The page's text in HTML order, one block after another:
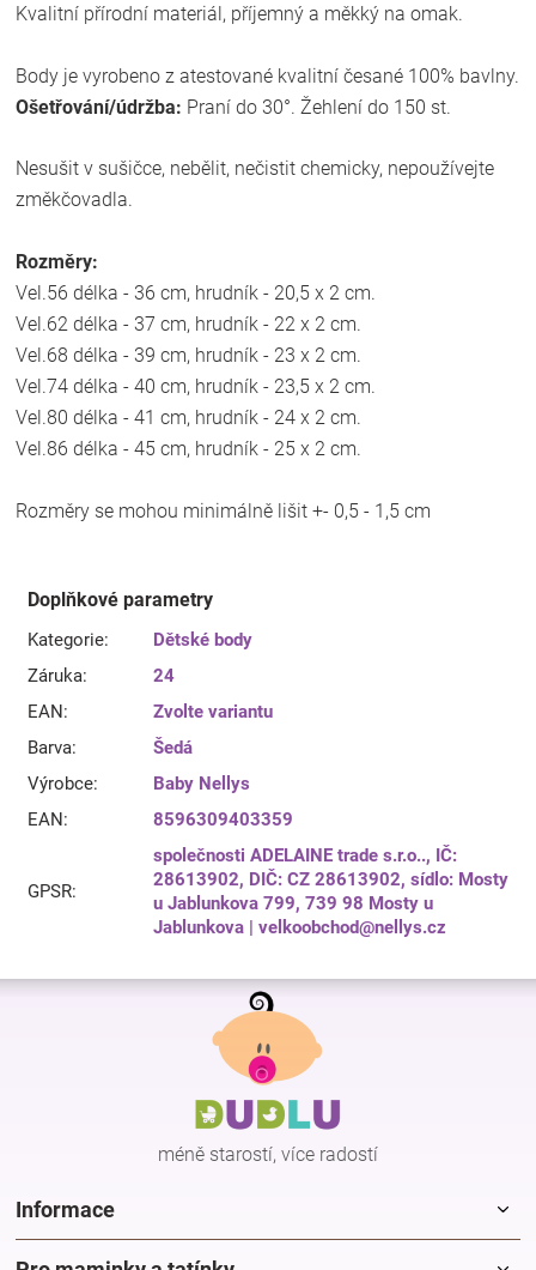
Kvalitní přírodní materiál, příjemný a měkký na omak.
Body je vyrobeno z atestované kvalitní česané 100% bavlny.
Ošetřování/údržba: Praní do 30°. Žehlení do 150 st.
Nesušit v sušičce, nebělit, nečistit chemicky, nepoužívejte
změkčovadla.
Rozměry:
Vel.56 délka - 36 cm, hrudník - 20,5 x 2 cm.
Vel.62 délka - 37 cm, hrudník - 22 x 2 cm.
Vel.68 délka - 39 cm, hrudník - 23 x 2 cm.
Vel.74 délka - 40 cm, hrudník - 23,5 x 2 cm.
Vel.80 délka - 41 cm, hrudník - 24 x 2 cm.
Vel.86 délka - 45 cm, hrudník - 25 x 2 cm.
Rozměry se mohou minimálně lišit +- 0,5 - 1,5 cm
Doplňkové parametry
Kategorie:
Dětské body
Záruka:
24
EAN:
Zvolte variantu
Barva:
Šedá
Výrobce:
Baby Nellys
EAN: 8596309403359
GPSR:
společnosti ADELAINE trade s.r.o.., IČ:
28613902, DIČ: CZ 28613902, sídlo: Mosty
u Jablunkova 799, 739 98 Mosty u
Jablunkova | velkoobchod@nellys.cz
Z
méně starostí, více radostí
Informace